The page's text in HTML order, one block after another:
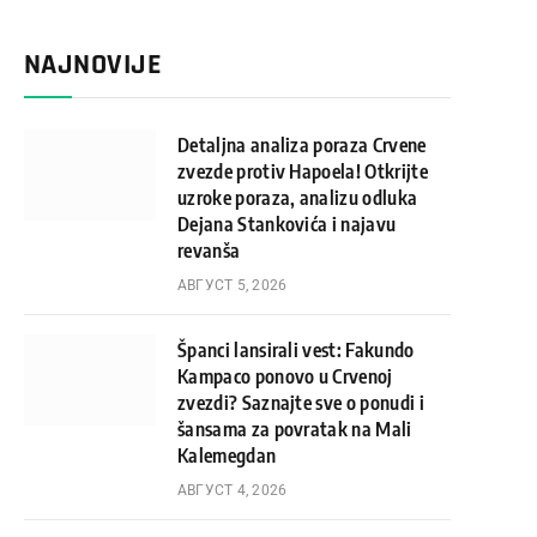
NAJNOVIJE
Detaljna analiza poraza Crvene
zvezde protiv Hapoela! Otkrijte
uzroke poraza, analizu odluka
Dejana Stankovića i najavu
revanša
АВГУСТ 5, 2026
Španci lansirali vest: Fakundo
Kampaco ponovo u Crvenoj
zvezdi? Saznajte sve o ponudi i
šansama za povratak na Mali
Kalemegdan
АВГУСТ 4, 2026